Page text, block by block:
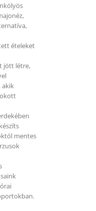
ételeket
jött létre,
akik
mentes